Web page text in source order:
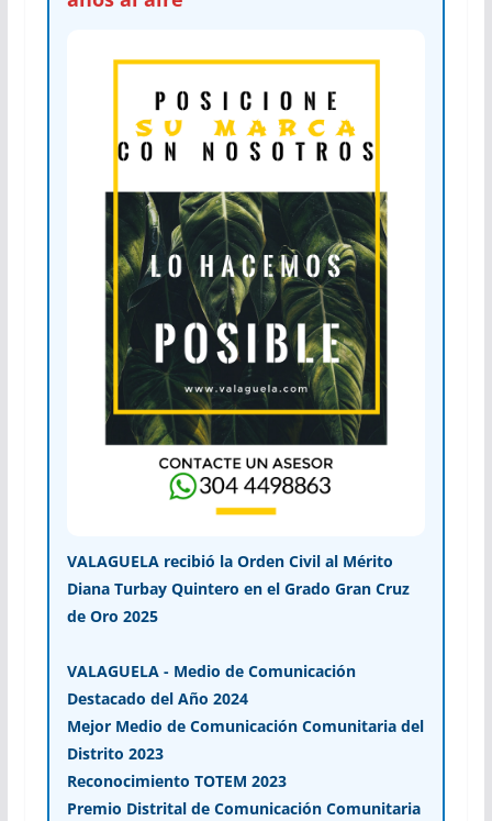
VALAGUELA recibió la Orden Civil al Mérito
Diana Turbay Quintero en el Grado Gran Cruz
de Oro 2025
VALAGUELA - Medio de Comunicación
Destacado del Año 2024
Mejor Medio de Comunicación Comunitaria del
Distrito 2023
Reconocimiento TOTEM 2023
Premio Distrital de Comunicación Comunitaria